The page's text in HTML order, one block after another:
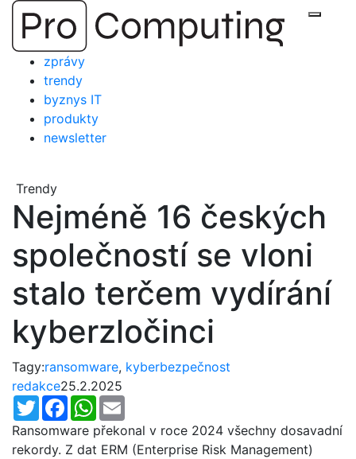
Přejít
obsah
zprávy
trendy
byznys IT
produkty
newsletter
Trendy
Nejméně 16 českých
společností se vloni
stalo terčem vydírání
kyberzločinci
Tagy:ransomware, kyberbezpečnost
redakce25.2.2025
TwitterFacebookWhatsApp
Ransomware překonal v roce 2024 všechny dosavadní
rekordy. Z dat ERM (Enterprise Risk Management)